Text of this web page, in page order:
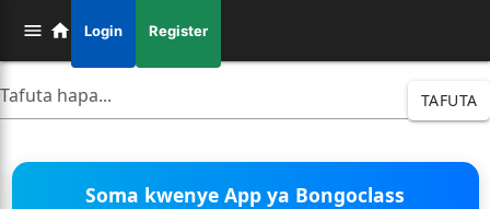
Login Register
TAFUTA
Soma kwenye App ya Bongoclass